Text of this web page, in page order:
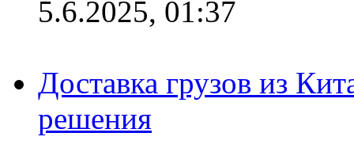
5.6.2025, 01:37
Доставка грузов из
решения